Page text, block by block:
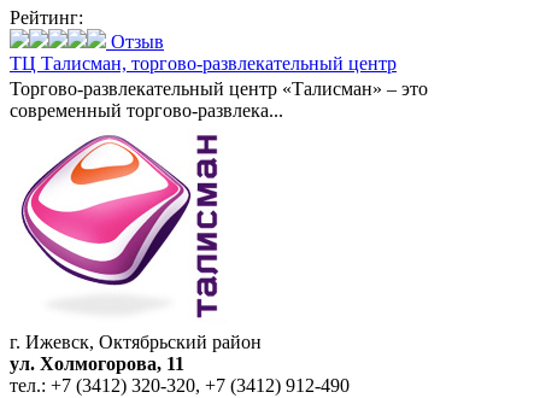
Рейтинг:
Отзыв
ТЦ Талисман, торгово-развлекательный центр
Торгово-развлекательный центр «Талисман» – это
современный торгово-развлека...
г. Ижевск, Октябрьский район
ул. Холмогорова, 11
тел.: +7 (3412) 320-320, +7 (3412) 912-490